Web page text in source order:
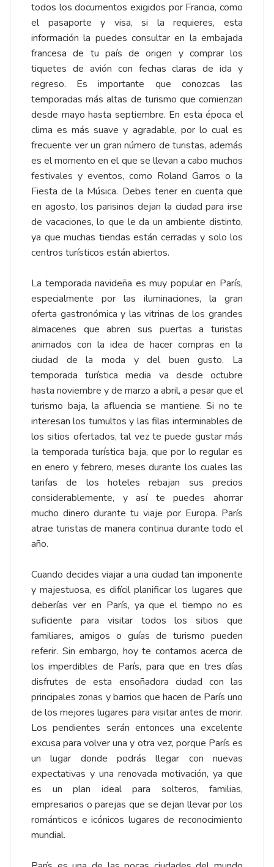
todos los documentos exigidos por Francia, como
el pasaporte y visa, si la requieres, esta
información la puedes consultar en la embajada
francesa de tu país de origen y comprar los
tiquetes de avión con fechas claras de ida y
regreso. Es importante que conozcas las
temporadas más altas de turismo que comienzan
desde mayo hasta septiembre. En esta época el
clima es más suave y agradable, por lo cual es
frecuente ver un gran número de turistas, además
es el momento en el que se llevan a cabo muchos
festivales y eventos, como Roland Garros o la
Fiesta de la Música. Debes tener en cuenta que
en agosto, los parisinos dejan la ciudad para irse
de vacaciones, lo que le da un ambiente distinto,
ya que muchas tiendas están cerradas y solo los
centros turísticos están abiertos.
La temporada navideña es muy popular en París,
especialmente por las iluminaciones, la gran
oferta gastronómica y las vitrinas de los grandes
almacenes que abren sus puertas a turistas
animados con la idea de hacer compras en la
ciudad de la moda y del buen gusto. La
temporada turística media va desde octubre
hasta noviembre y de marzo a abril, a pesar que el
turismo baja, la afluencia se mantiene. Si no te
interesan los tumultos y las filas interminables de
los sitios ofertados, tal vez te puede gustar más
la temporada turística baja, que por lo regular es
en enero y febrero, meses durante los cuales las
tarifas de los hoteles rebajan sus precios
considerablemente, y así te puedes ahorrar
mucho dinero durante tu viaje por Europa. París
atrae turistas de manera continua durante todo el
año.
Cuando decides viajar a una ciudad tan imponente
y majestuosa, es difícil planificar los lugares que
deberías ver en París, ya que el tiempo no es
suficiente para visitar todos los sitios que
familiares, amigos o guías de turismo pueden
referir. Sin embargo, hoy te contamos acerca de
los imperdibles de París, para que en tres días
disfrutes de esta ensoñadora ciudad con las
principales zonas y barrios que hacen de París uno
de los mejores lugares para visitar antes de morir.
Los pendientes serán entonces una excelente
excusa para volver una y otra vez, porque París es
un lugar donde podrás llegar con nuevas
expectativas y una renovada motivación, ya que
es un plan ideal para solteros, familias,
empresarios o parejas que se dejan llevar por los
románticos e icónicos lugares de reconocimiento
mundial.